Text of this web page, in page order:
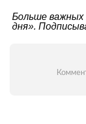
Больше важных
дня».